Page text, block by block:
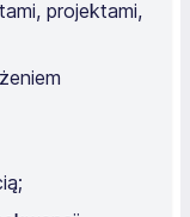
projektami,